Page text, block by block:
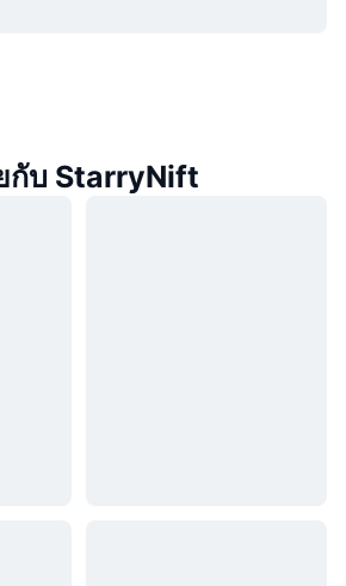
กับ StarryNift